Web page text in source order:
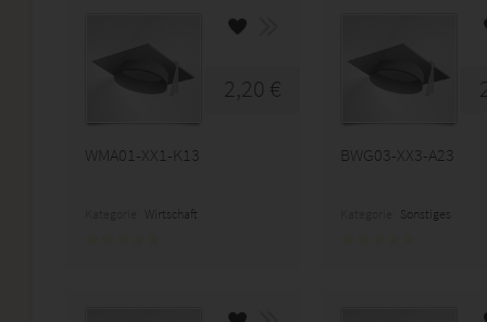
2,20 €
WMA01-XX1-K13
Wirtschaft
BWG03-XX3-A23
Sonstiges